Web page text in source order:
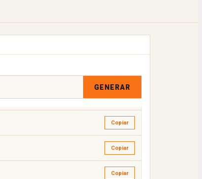
GENERAR
Copiar
Copiar
Copiar
Copiar
Copiar